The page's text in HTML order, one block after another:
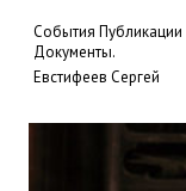
События Публикации
Документы.
Евстифеев Сергей